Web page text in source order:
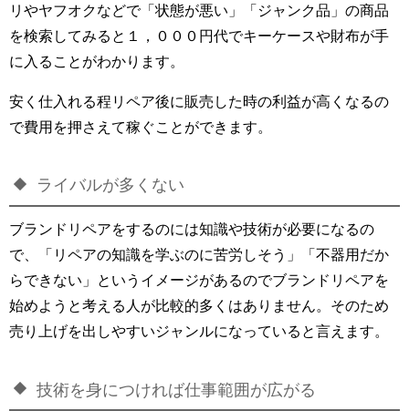
リやヤフオクなどで「状態が悪い」「ジャンク品」の商品
を検索してみると１，０００円代でキーケースや財布が手
に入ることがわかります。
安く仕入れる程リペア後に販売した時の利益が高くなるの
で費用を押さえて稼ぐことができます。
ライバルが多くない
ブランドリペアをするのには知識や技術が必要になるの
で、「リペアの知識を学ぶのに苦労しそう」「不器用だか
らできない」というイメージがあるのでブランドリペアを
始めようと考える人が比較的多くはありません。そのため
売り上げを出しやすいジャンルになっていると言えます。
技術を身につければ仕事範囲が広がる